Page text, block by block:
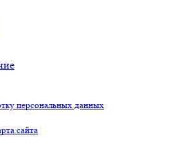
персональных данных
сайта